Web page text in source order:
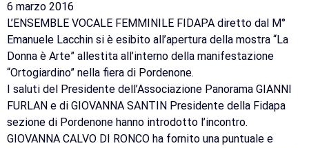
6 marzo 2016
L’ENSEMBLE VOCALE FEMMINILE FIDAPA diretto dal M°
Emanuele Lacchin si è esibito all’apertura della mostra “La
Donna è Arte” allestita all’interno della manifestazione
“Ortogiardino” nella fiera di Pordenone.
I saluti del Presidente dell’Associazione Panorama GIANNI
FURLAN e di GIOVANNA SANTIN Presidente della Fidapa
sezione di Pordenone hanno introdotto l’incontro.
GIOVANNA CALVO DI RONCO ha fornito una puntuale e